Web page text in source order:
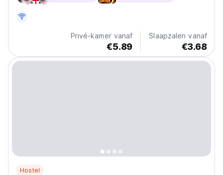
Privé-kamer vanaf
€5.89
Slaapzalen vanaf
€3.68
Hostel